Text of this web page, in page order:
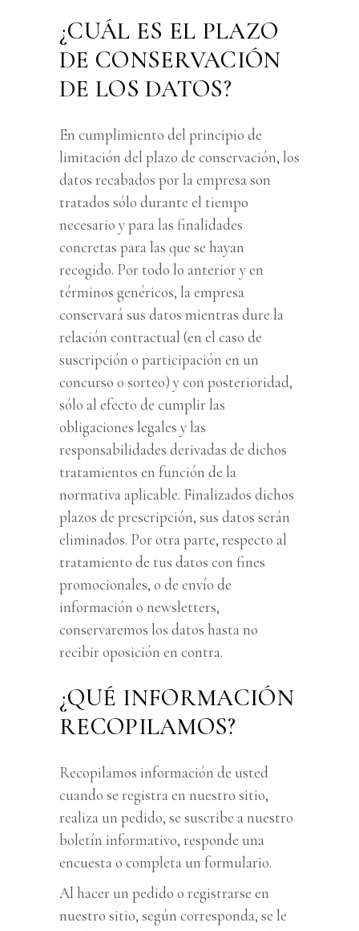
¿CUÁL ES EL PLAZO
DE CONSERVACIÓN
DE LOS DATOS?
En cumplimiento del principio de
limitación del plazo de conservación, los
datos recabados por la empresa son
tratados sólo durante el tiempo
necesario y para las finalidades
concretas para las que se hayan
recogido. Por todo lo anterior y en
términos genéricos, la empresa
conservará sus datos mientras dure la
relación contractual (en el caso de
suscripción o participación en un
concurso o sorteo) y con posterioridad,
sólo al efecto de cumplir las
obligaciones legales y las
responsabilidades derivadas de dichos
tratamientos en función de la
normativa aplicable. Finalizados dichos
plazos de prescripción, sus datos serán
eliminados. Por otra parte, respecto al
tratamiento de tus datos con fines
promocionales, o de envío de
información o newsletters,
conservaremos los datos hasta no
recibir oposición en contra.
¿QUÉ INFORMACIÓN
RECOPILAMOS?
Recopilamos información de usted
cuando se registra en nuestro sitio,
realiza un pedido, se suscribe a nuestro
boletín informativo, responde una
encuesta o completa un formulario.
Al hacer un pedido o registrarse en
nuestro sitio, según corresponda, se le